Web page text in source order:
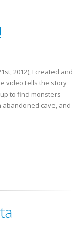
2012), I created and
video tells the story
to find monsters
cave, and